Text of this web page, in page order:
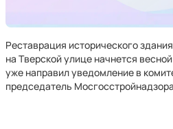
Реставрация исторического
на Тверской улице начнется
уже направил уведомление в
председатель Мосгосстройнадзора